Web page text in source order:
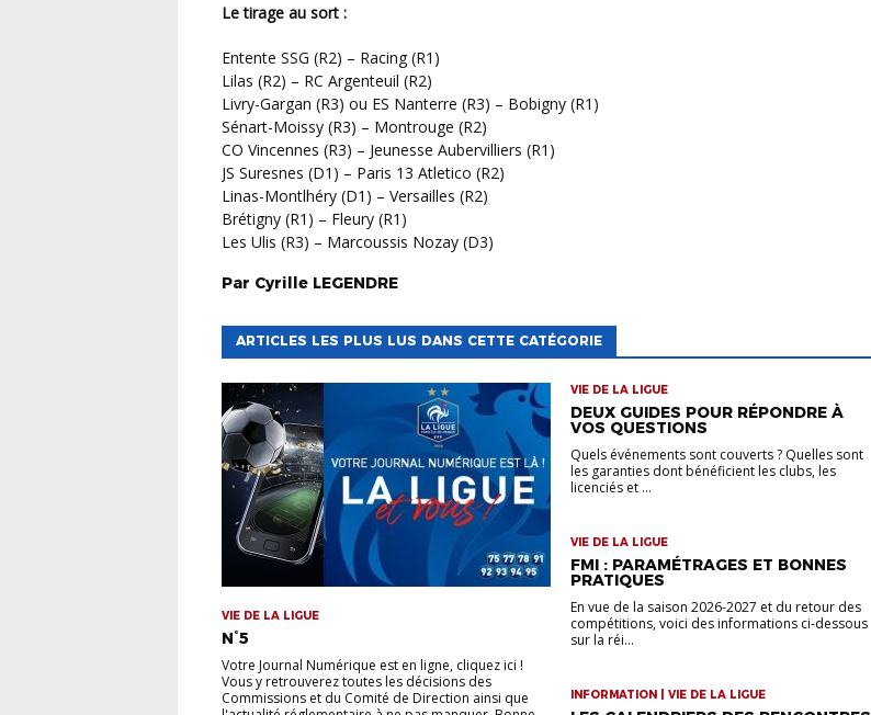
Le tirage au sort :
Entente SSG (R2) – Racing (R1)
Lilas (R2) – RC Argenteuil (R2)
Livry-Gargan (R3) ou ES Nanterre (R3) – Bobigny (R1)
Sénart-Moissy (R3) – Montrouge (R2)
CO Vincennes (R3) – Jeunesse Aubervilliers (R1)
JS Suresnes (D1) – Paris 13 Atletico (R2)
Linas-Montlhéry (D1) – Versailles (R2)
Brétigny (R1) – Fleury (R1)
Les Ulis (R3) – Marcoussis Nozay (D3)
Par Cyrille LEGENDRE
ARTICLES LES PLUS LUS DANS CETTE CATÉGORIE
VIE DE LA LIGUE
N°5
Votre Journal Numérique est en ligne, cliquez ici !
Vous y retrouverez toutes les décisions des
Commissions et du Comité de Direction ainsi que
VIE DE LA LIGUE
DEUX GUIDES POUR RÉPONDRE À
VOS QUESTIONS
Quels événements sont couverts ? Quelles sont
les garanties dont bénéficient les clubs, les
licenciés et ...
VIE DE LA LIGUE
FMI : PARAMÉTRAGES ET BONNES
PRATIQUES
En vue de la saison 2026-2027 et du retour des
compétitions, voici des informations ci-dessous
sur la réi...
INFORMATION | VIE DE LA LIGUE